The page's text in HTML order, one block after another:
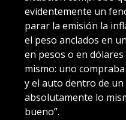
evidentemente un
parar la emisión la
el peso anclados en
en pesos o en
mismo: uno
y el auto dentro de
absolutamente lo
bueno”.